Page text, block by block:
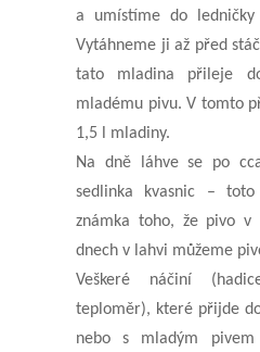
a umístíme do ledničky
Vytáhneme ji až před
tato mladina přileje
mladému pivu. V tomto
1,5 l mladiny.
Na dně láhve se po
sedlinka kvasnic –
známka toho, že pivo v
dnech v lahvi můžeme
Veškeré náčiní
teploměr), které přijde
nebo s mladým